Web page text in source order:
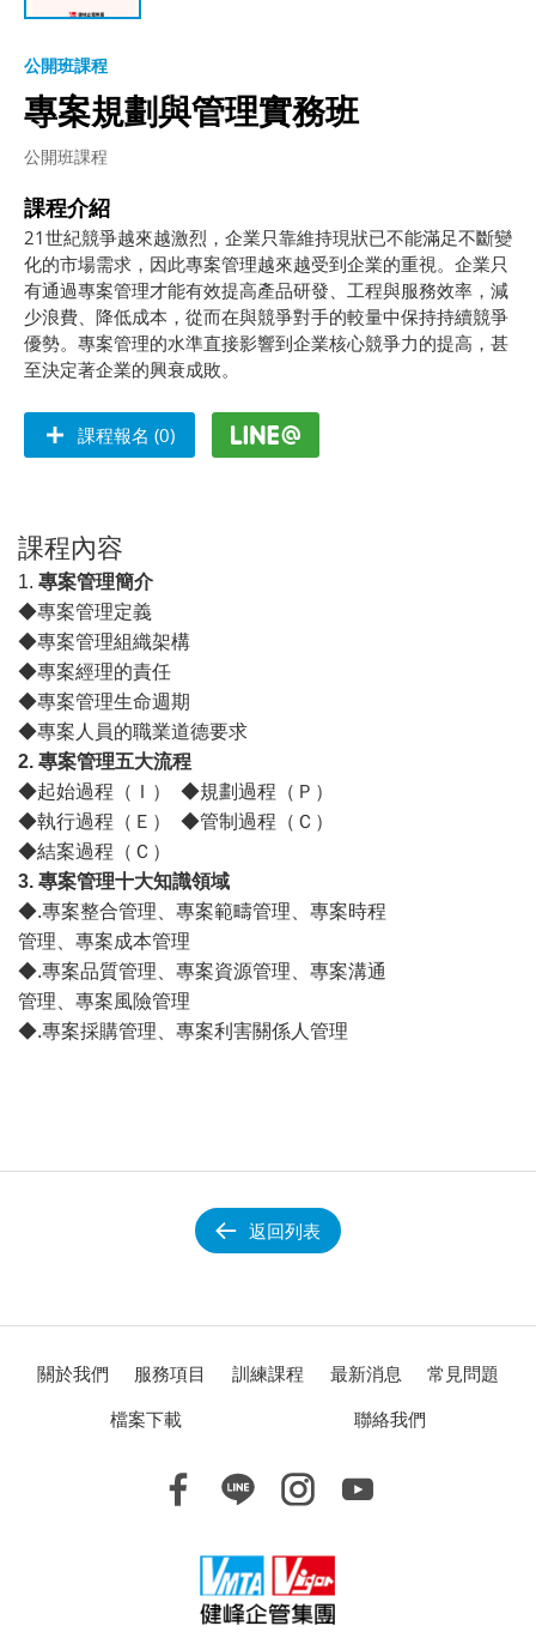
公開班課程
專案規劃與管理實務班
公開班課程
課程介紹
21世紀競爭越來越激烈，企業只靠維持現狀已不能滿足不斷變
化的市場需求，因此專案管理越來越受到企業的重視。企業只
有通過專案管理才能有效提高產品研發、工程與服務效率，減
少浪費、降低成本，從而在與競爭對手的較量中保持持續競爭
優勢。專案管理的水準直接影響到企業核心競爭力的提高，甚
至決定著企業的興衰成敗。
課程報名 (0)
課程內容
1. 專案管理簡介
◆專案管理定義
◆專案管理組織架構
◆專案經理的責任
◆專案管理生命週期
◆專案人員的職業道德要求
2. 專案管理五大流程
◆起始過程（Ｉ） ◆規劃過程（Ｐ）
◆執行過程（Ｅ） ◆管制過程（Ｃ）
◆結案過程（Ｃ）
3. 專案管理十大知識領域
◆.專案整合管理、專案範疇管理、專案時程
管理、專案成本管理
◆.專案品質管理、專案資源管理、專案溝通
管理、專案風險管理
◆.專案採購管理、專案利害關係人管理
返回列表
關於我們 服務項目 訓練課程 最新消息
常見問題
檔案下載
聯絡我們